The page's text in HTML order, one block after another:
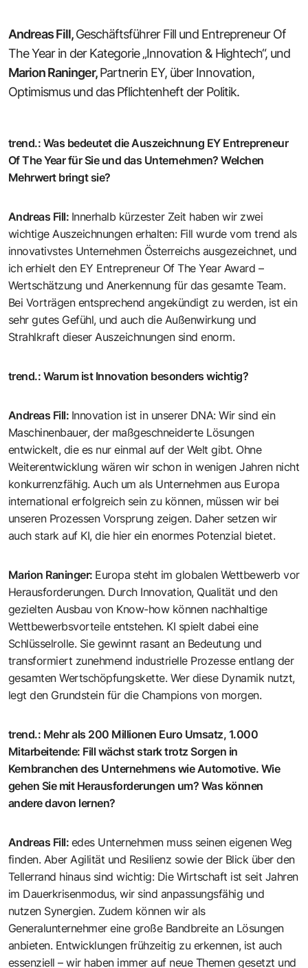
Andreas Fill,Geschäftsführer Fill und Entrepreneur Of
The Year in der Kategorie „Innovation & Hightech“, und
Marion Raninger,Partnerin EY, über Innovation,
Optimismus und das Pflichtenheft der Politik.
trend.: Was bedeutet die Auszeichnung EY Entrepreneur
Of The Year für Sie und das Unternehmen? Welchen
Mehrwert bringt sie?
Andreas Fill: Innerhalb kürzester Zeit haben wir zwei
wichtige Auszeichnungen erhalten: Fill wurde vom trend als
innovativstes Unternehmen Österreichs ausgezeichnet, und
ich erhielt den EY Entrepreneur Of The Year Award –
Wertschätzung und Anerkennung für das gesamte Team.
Bei Vorträgen entsprechend angekündigt zu werden, ist ein
sehr gutes Gefühl, und auch die Außenwirkung und
Strahlkraft dieser Auszeichnungen sind enorm.
trend.: Warum ist Innovation besonders wichtig?
Andreas Fill: Innovation ist in unserer DNA: Wir sind ein
Maschinenbauer, der maßgeschneiderte Lösungen
entwickelt, die es nur einmal auf der Welt gibt. Ohne
Weiterentwicklung wären wir schon in wenigen Jahren nicht
konkurrenzfähig. Auch um als Unternehmen aus Europa
international erfolgreich sein zu können, müssen wir bei
unseren Prozessen Vorsprung zeigen. Daher setzen wir
auch stark auf KI, die hier ein enormes Potenzial bietet.
Marion Raninger: Europa steht im globalen Wettbewerb vor
Herausforderungen. Durch Innovation, Qualität und den
gezielten Ausbau von Know-how können nachhaltige
Wettbewerbsvorteile entstehen. KI spielt dabei eine
Schlüsselrolle. Sie gewinnt rasant an Bedeutung und
transformiert zunehmend industrielle Prozesse entlang der
gesamten Wertschöpfungskette. Wer diese Dynamik nutzt,
legt den Grundstein für die Champions von morgen.
trend.: Mehr als 200 Millionen Euro Umsatz, 1.000
Mitarbeitende: Fill wächst stark trotz Sorgen in
Kernbranchen des Unternehmens wie Automotive. Wie
gehen Sie mit Herausforderungen um? Was können
andere davon lernen?
Andreas Fill: edes Unternehmen muss seinen eigenen Weg
finden. Aber Agilität und Resilienz sowie der Blick über den
Tellerrand hinaus sind wichtig: Die Wirtschaft ist seit Jahren
im Dauerkrisenmodus, wir sind anpassungsfähig und
nutzen Synergien. Zudem können wir als
Generalunternehmer eine große Bandbreite an Lösungen
anbieten. Entwicklungen frühzeitig zu erkennen, ist auch
essenziell – wir haben immer auf neue Themen gesetzt und